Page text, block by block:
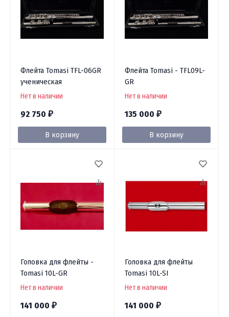
Флейта Tomasi TFL-06GR
ученическая
Нет в наличии
92 750 ₽
В корзину
Флейта Tomasi - TFL09L-
GR
Нет в наличии
135 000 ₽
В корзину
Головка для флейты -
Tomasi 10L-GR
Нет в наличии
141 000 ₽
Головка для флейты
Tomasi 10L-SI
Нет в наличии
141 000 ₽